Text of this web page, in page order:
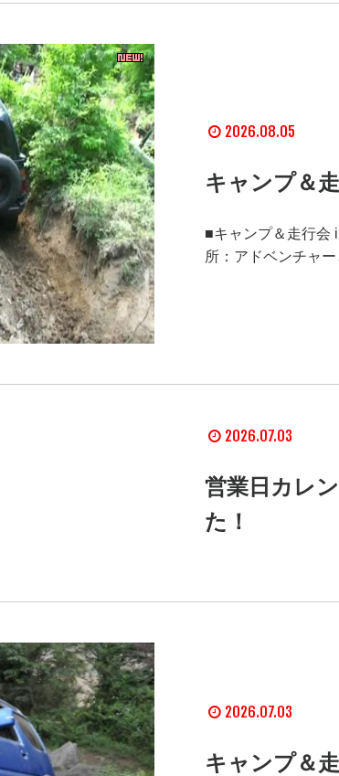
2026.08.05
キャンプ＆
■キャンプ＆走行会
所：アドベンチャ
2026.07.03
営業日カレ
た！
2026.07.03
キャンプ＆